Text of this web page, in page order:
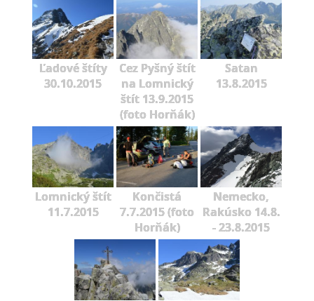
Ľadové štíty
30.10.2015
Cez Pyšný štít
na Lomnický
štít 13.9.2015
(foto Horňák)
Satan
13.8.2015
Lomnický štít
11.7.2015
Končistá
7.7.2015 (foto
Horňák)
Nemecko,
Rakúsko 14.8.
- 23.8.2015